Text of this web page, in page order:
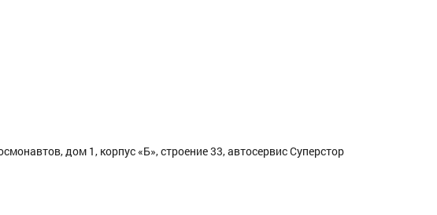
дом 1, корпус «Б», строение 33, автосервис Суперстор